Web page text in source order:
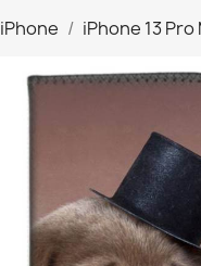
iPhone iPhone 13 Pro